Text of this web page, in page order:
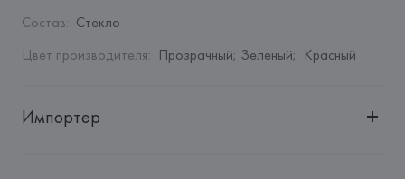
Состав: Стекло
Цвет производителя: Прозрачный; Зеленый;  Красный
Импортер